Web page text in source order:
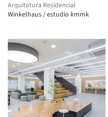
Arquitetura Residencial
Winkelhaus / estudio kmmk